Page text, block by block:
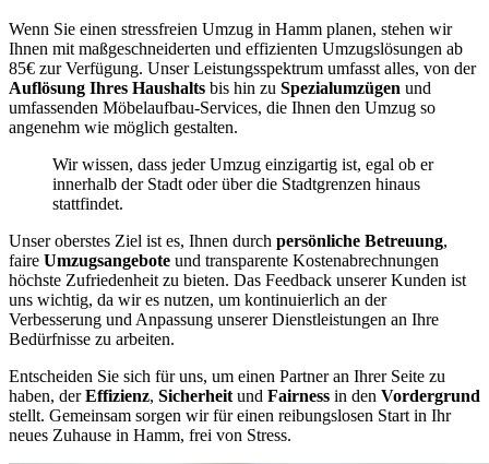
Wenn Sie einen stressfreien Umzug in Hamm planen, stehen wir
Ihnen mit maßgeschneiderten und effizienten Umzugslösungen ab
85€ zur Verfügung. Unser Leistungsspektrum umfasst alles, von der
Auflösung Ihres Haushalts bis hin zu Spezialumzügen und
umfassenden Möbelaufbau-Services, die Ihnen den Umzug so
angenehm wie möglich gestalten.
Wir wissen, dass jeder Umzug einzigartig ist, egal ob er
innerhalb der Stadt oder über die Stadtgrenzen hinaus
stattfindet.
Unser oberstes Ziel ist es, Ihnen durch persönliche Betreuung,
faire Umzugsangebote und transparente Kostenabrechnungen
höchste Zufriedenheit zu bieten. Das Feedback unserer Kunden ist
uns wichtig, da wir es nutzen, um kontinuierlich an der
Verbesserung und Anpassung unserer Dienstleistungen an Ihre
Bedürfnisse zu arbeiten.
Entscheiden Sie sich für uns, um einen Partner an Ihrer Seite zu
haben, derEffizienz, Sicherheit und Fairness in den Vordergrund
stellt. Gemeinsam sorgen wir für einen reibungslosen Start in Ihr
neues Zuhause in Hamm, frei von Stress.